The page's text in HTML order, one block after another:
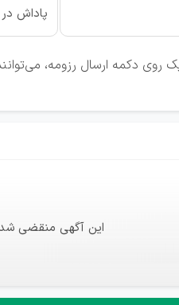
پاداش
روی دکمه ارسال رزومه،
این آگهی منقضی